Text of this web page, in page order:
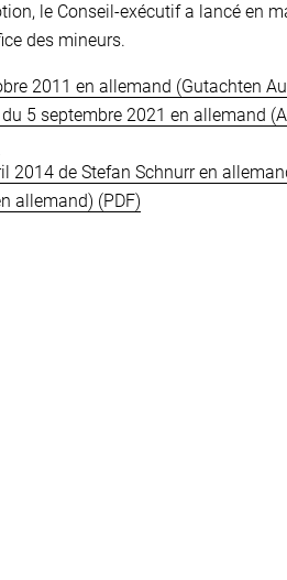
le Conseil-exécutif a lancé en
des mineurs.
2011 en allemand (Gutachten
du 5 septembre 2021 en allemand
2014 de Stefan Schnurr en
allemand)
site web: Projet de la